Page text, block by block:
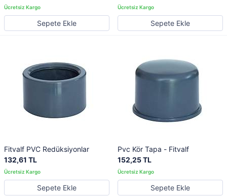
Sepete Ekle Sepete Ekle
Fitvalf PVC Redüksiyonlar
132,61 TL
Sepete Ekle
Pvc Kör Tapa - Fitvalf
152,25 TL
Sepete Ekle